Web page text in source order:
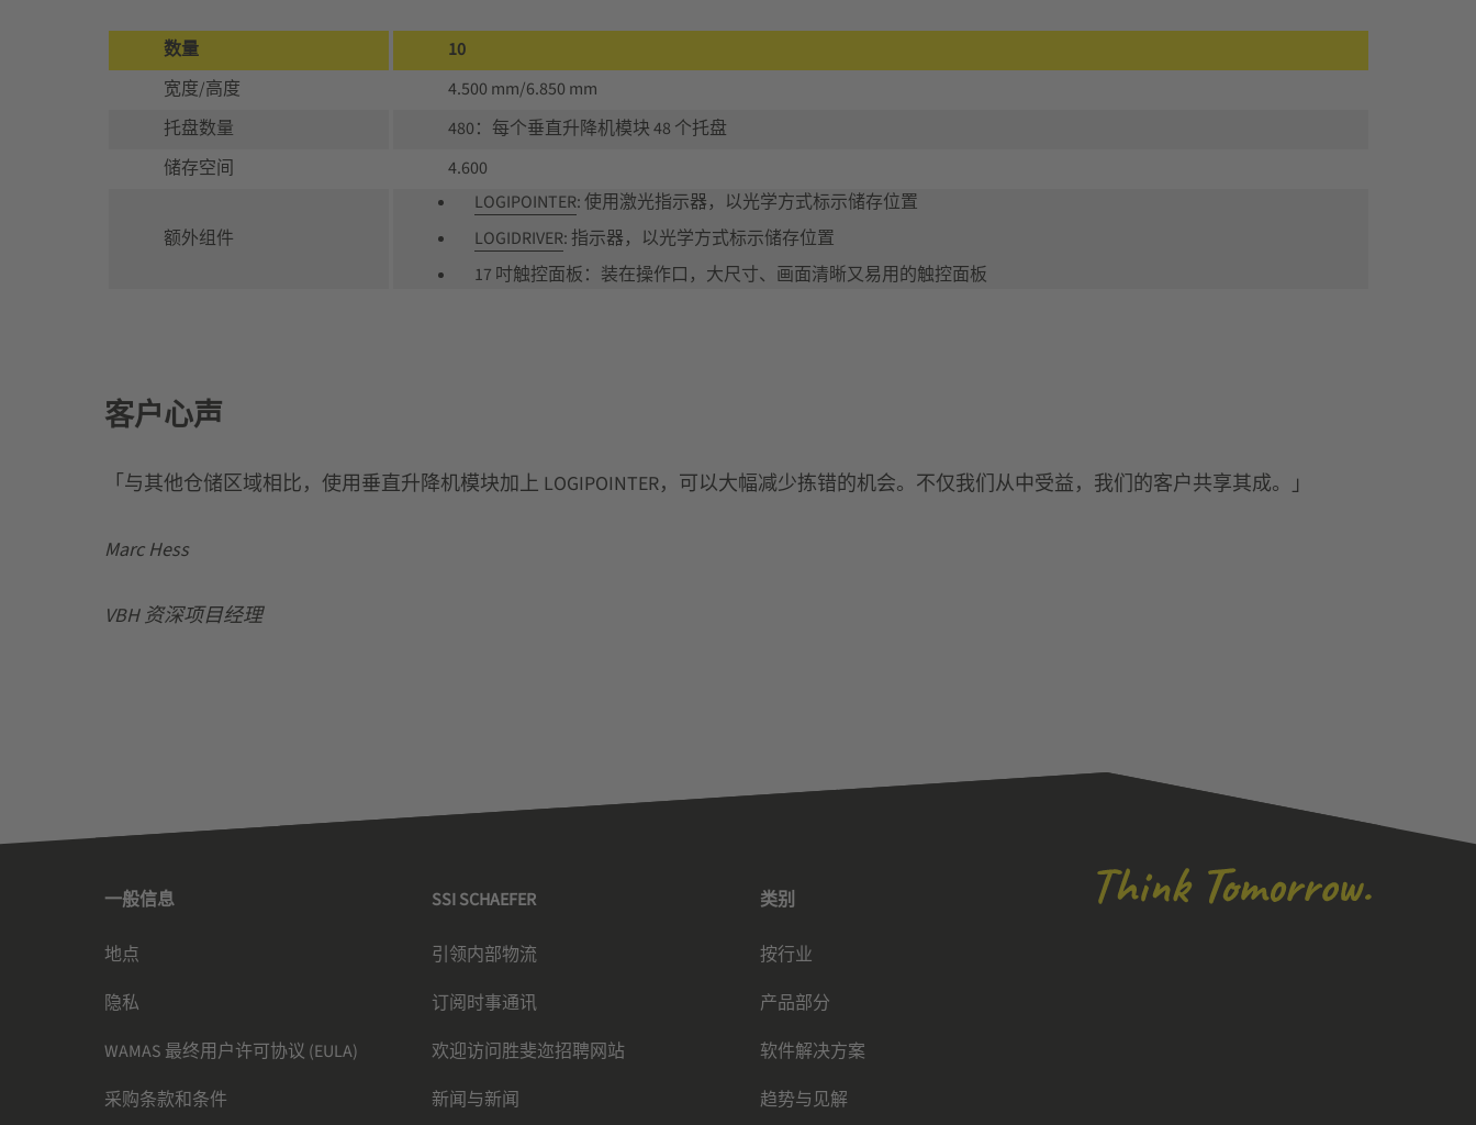
数量
10
宽度/高度
4.500 mm/6.850 mm
托盘数量
480：每个垂直升降机模块 48 个托盘
储存空间
4.600
额外组件
LOGIPOINTER: 使用激光指示器，以光学方式标示储存位置
LOGIDRIVER: 指示器，以光学方式标示储存位置
17 吋触控面板：装在操作口，大尺寸、画面清晰又易用的触控面板
客户心声
「与其他仓储区域相比，使用垂直升降机模块加上 LOGIPOINTER，可以大幅减少拣错的机会。不仅我们从中受益，我们的客户共享其成。」
Marc Hess
VBH资深项目经理
一般信息
地点
隐私
WAMAS 最终用户许可协议 (EULA)
采购条款和条件
SSI SCHAEFER
引领内部物流
订阅时事通讯
欢迎访问胜斐迩招聘网站
新闻与新闻
类别
按行业
产品部分
软件解决方案
趋势与见解